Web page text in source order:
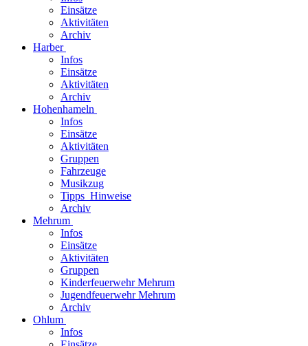
Einsätze
Aktivitäten
Archiv
Harber
Infos
Einsätze
Aktivitäten
Archiv
Hohenhameln
Infos
Einsätze
Aktivitäten
Gruppen
Fahrzeuge
Musikzug
Tipps_Hinweise
Archiv
Mehrum
Infos
Einsätze
Aktivitäten
Gruppen
Kinderfeuerwehr Mehrum
Jugendfeuerwehr Mehrum
Archiv
Ohlum
Infos